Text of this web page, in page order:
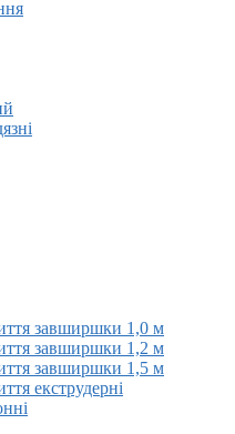
завширшки 1,0 м
завширшки 1,2 м
завширшки 1,5 м
екструдерні